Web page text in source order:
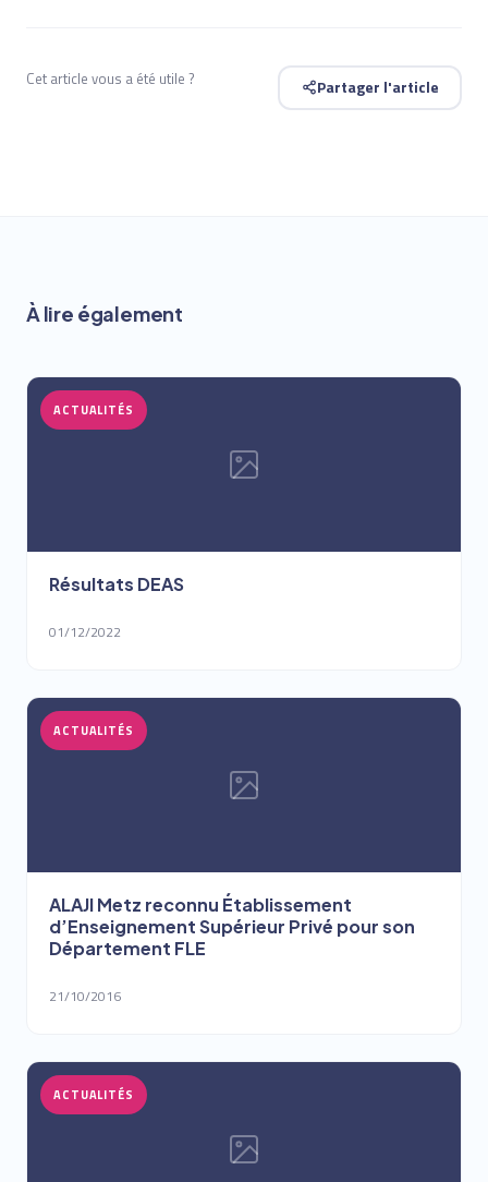
Cet article vous a été utile ? Partager l'article
À lire également
ACTUALITÉS
Résultats DEAS
01/12/2022
ACTUALITÉS
ALAJI Metz reconnu Établissement
d’Enseignement Supérieur Privé pour son
Département FLE
21/10/2016
ACTUALITÉS